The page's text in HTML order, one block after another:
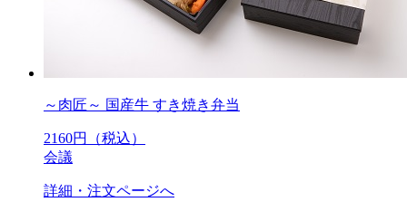
～肉匠～ 国産牛 すき焼き弁当
2160円（税込）
会議
詳細・注文ページへ